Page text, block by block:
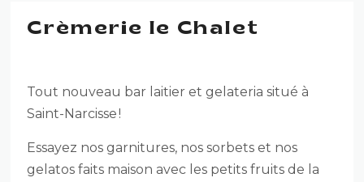
Crèmerie le Chalet
Tout nouveau bar laitier et gelateria situé à
Saint-Narcisse !
Essayez nos garnitures, nos sorbets et nos
gelatos faits maison avec les petits fruits de la